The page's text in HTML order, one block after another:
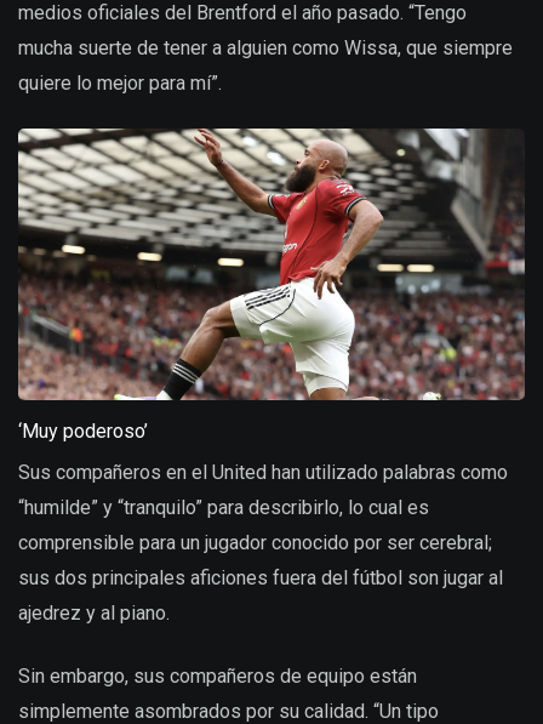
medios oficiales del Brentford el año pasado. “Tengo
mucha suerte de tener a alguien como Wissa, que siempre
quiere lo mejor para mí”.
‘Muy poderoso’
Sus compañeros en el United han utilizado palabras como
“humilde” y “tranquilo” para describirlo, lo cual es
comprensible para un jugador conocido por ser cerebral;
sus dos principales aficiones fuera del fútbol son jugar al
ajedrez y al piano.
Sin embargo, sus compañeros de equipo están
simplemente asombrados por su calidad. “Un tipo